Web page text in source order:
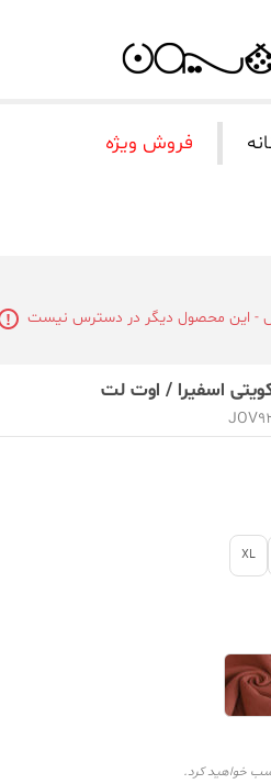
فروش ویژه
- این محصول دیگر در دسترس نیست
اسفیرا / اوت لت
XL
خواهید کرد.